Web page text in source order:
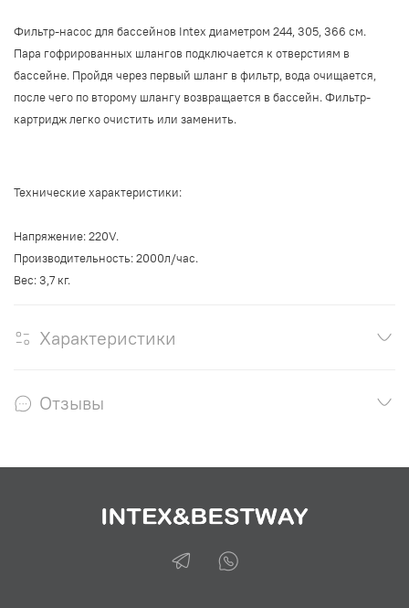
Фильтр-насос для бассейнов Intex диаметром 244, 305, 366 см.
Пара гофрированных шлангов подключается к отверстиям в
бассейне. Пройдя через первый шланг в фильтр, вода очищается,
после чего по второму шлангу возвращается в бассейн. Фильтр-
картридж легко очистить или заменить.
Технические характеристики:
Напряжение: 220V.
Производительность: 2000л/час.
Вес: 3,7 кг.
Характеристики
Отзывы